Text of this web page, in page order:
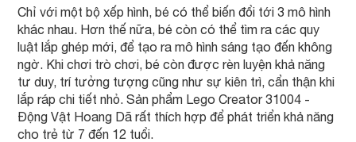
Chỉ với một bộ xếp hình, bé có thể biến đổi tới 3 mô hình
khác nhau. Hơn thế nữa, bé còn có thể tìm ra các quy
luật lắp ghép mới, để tạo ra mô hình sáng tạo đến không
ngờ. Khi chơi trò chơi, bé còn được rèn luyện khả năng
tư duy, trí tưởng tượng cũng như sự kiên trì, cẩn thận khi
lắp ráp chi tiết nhỏ. Sản phẩm Lego Creator 31004 -
Động Vật Hoang Dã rất thích hợp để phát triển khả năng
cho trẻ từ 7 đến 12 tuổi.